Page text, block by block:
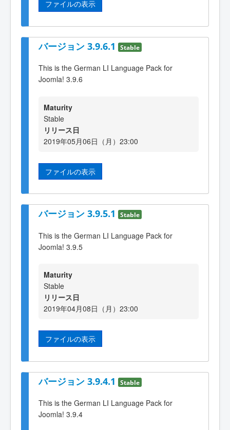
ファイルの表示
バージョン 3.9.6.1 Stable
This is the German LI Language Pack for
Joomla! 3.9.6
Maturity
Stable
リリース日
2019年05月06日（月）23:00
ファイルの表示
バージョン 3.9.5.1 Stable
This is the German LI Language Pack for
Joomla! 3.9.5
Maturity
Stable
リリース日
2019年04月08日（月）23:00
ファイルの表示
バージョン 3.9.4.1 Stable
This is the German LI Language Pack for
Joomla! 3.9.4